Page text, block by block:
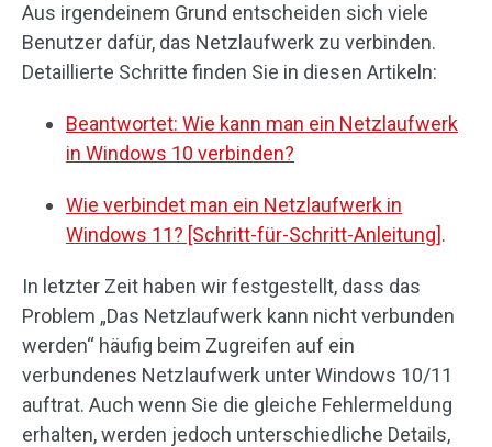
Aus irgendeinem Grund entscheiden sich viele
Benutzer dafür, das Netzlaufwerk zu verbinden.
Detaillierte Schritte finden Sie in diesen Artikeln:
Beantwortet: Wie kann man ein Netzlaufwerk
in Windows 10 verbinden?
Wie verbindet man ein Netzlaufwerk in
Windows 11? [Schritt-für-Schritt-Anleitung].
In letzter Zeit haben wir festgestellt, dass das
Problem „Das Netzlaufwerk kann nicht verbunden
werden“ häufig beim Zugreifen auf ein
verbundenes Netzlaufwerk unter Windows 10/11
auftrat. Auch wenn Sie die gleiche Fehlermeldung
erhalten, werden jedoch unterschiedliche Details,